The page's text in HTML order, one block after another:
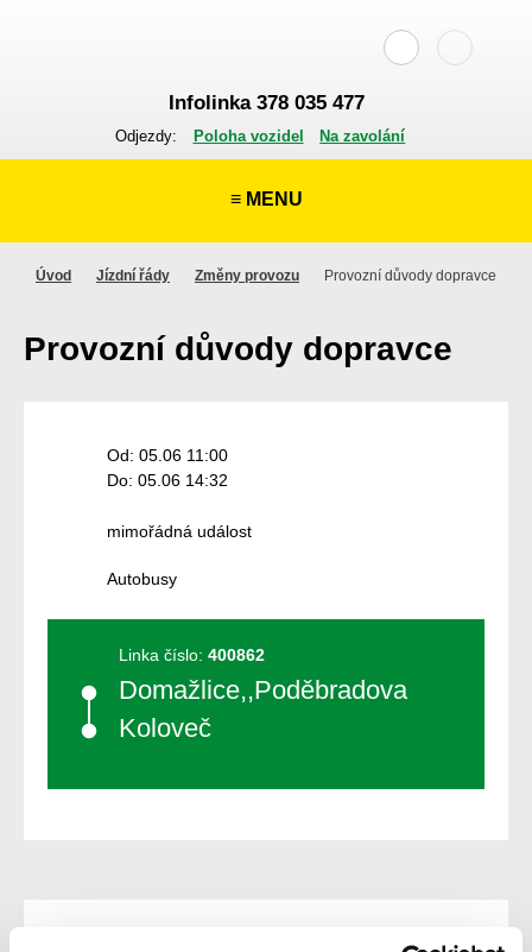
Infolinka 378 035 477
Odjezdy: Poloha vozidel Na zavolání
≡ MENU
Úvod Jízdní řády Změny provozu Provozní důvody dopravce
Provozní důvody dopravce
Od: 05.06 11:00
Do: 05.06 14:32
mimořádná událost
Autobusy
Linka číslo: 400862
Domažlice,,Poděbradova
Koloveč